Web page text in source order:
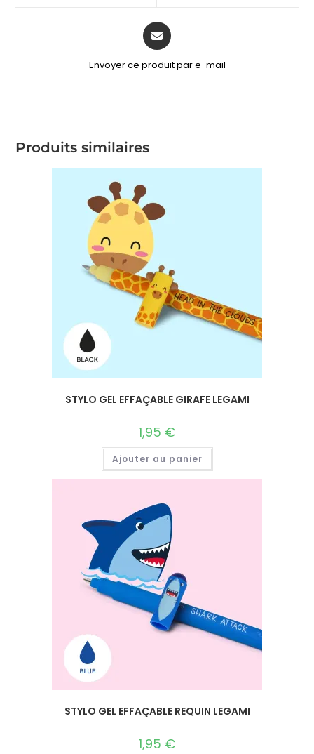
Envoyer ce produit par e-mail
Produits similaires
STYLO GEL EFFAÇABLE GIRAFE LEGAMI
1,95 €
Ajouter au panier
STYLO GEL EFFAÇABLE REQUIN LEGAMI
1,95 €